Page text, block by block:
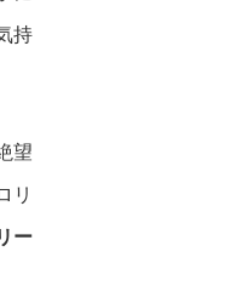
持
望
リ
ー